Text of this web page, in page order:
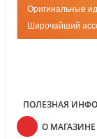
Оригинальные
Широчайший
ПОЛЕЗНАЯ
О МАГАЗИНЕ